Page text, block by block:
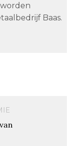
worden
Baas.